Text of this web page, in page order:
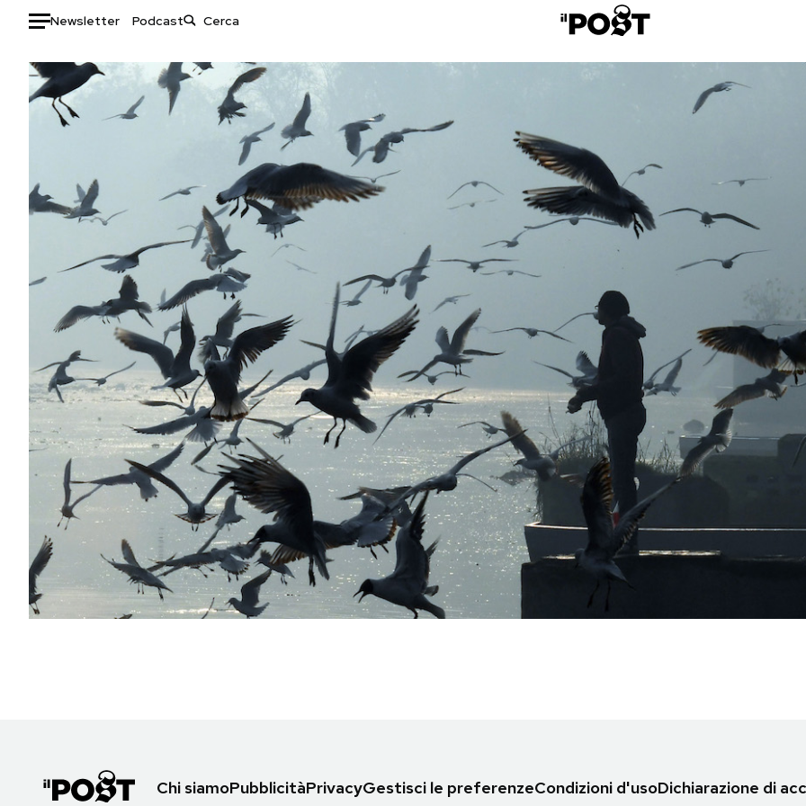
Newsletter Podcast
Auto
HOME
Mondo
Politica
Tecnologia
Internet
Scienza
Cultura
Economia
Sport
Moda
Libri
Consumismi
Storie/Idee
Ok Boomer!
Media
Europa
Altrecose
Mondiali calcio 2026
PODCAST
NEWSLETTER
I MIEI PREFERITI
SHOP
Area Personale
Newsletter
Chi siamoPubblicitàPrivacyGestisci le preferenzeCondizioni d'usoDichiarazione di